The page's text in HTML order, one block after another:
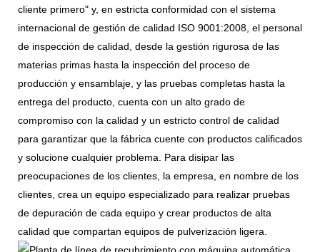
cliente primero" y, en estricta conformidad con el sistema
internacional de gestión de calidad ISO 9001:2008, el personal
de inspección de calidad, desde la gestión rigurosa de las
materias primas hasta la inspección del proceso de
producción y ensamblaje, y las pruebas completas hasta la
entrega del producto, cuenta con un alto grado de
compromiso con la calidad y un estricto control de calidad
para garantizar que la fábrica cuente con productos calificados
y solucione cualquier problema. Para disipar las
preocupaciones de los clientes, la empresa, en nombre de los
clientes, crea un equipo especializado para realizar pruebas
de depuración de cada equipo y crear productos de alta
calidad que compartan equipos de pulverización ligera.